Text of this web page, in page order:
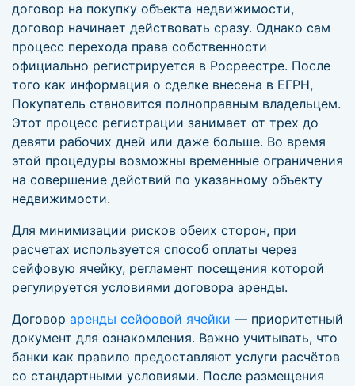
договор на покупку объекта недвижимости,
договор начинает действовать сразу. Однако сам
процесс перехода права собственности
официально регистрируется в Росреестре. После
того как информация о сделке внесена в ЕГРН,
Покупатель становится полноправным владельцем.
Этот процесс регистрации занимает от трех до
девяти рабочих дней или даже больше. Во время
этой процедуры возможны временные ограничения
на совершение действий по указанному объекту
недвижимости.
Для минимизации рисков обеих сторон, при
расчетах используется способ оплаты через
сейфовую ячейку, регламент посещения которой
регулируется условиями договора аренды.
Договор аренды сейфовой ячейки — приоритетный
документ для ознакомления. Важно учитывать, что
банки как правило предоставляют услуги расчётов
со стандартными условиями. После размещения